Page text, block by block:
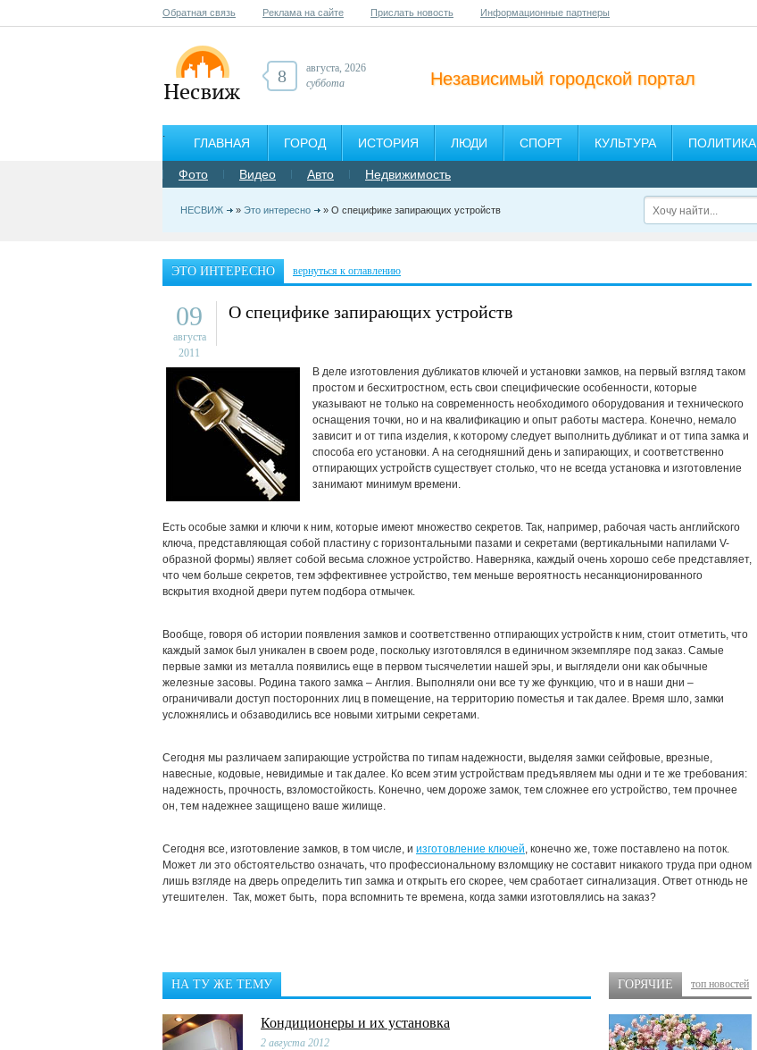
Обратная связь Реклама на сайте Прислать новость Информационные партнеры
Независимый городской портал
8
августа, 2026
суббота
ГЛАВНАЯ ГОРОД ИСТОРИЯ ЛЮДИ СПОРТ КУЛЬТУРА ПОЛИТИКА
Фото Видео Авто Недвижимость
НЕСВИЖ » Это интересно » О специфике запирающих устройств
ЭТО ИНТЕРЕСНО вернуться к оглавлению
09
августа
2011
О специфике запирающих устройств
В деле изготовления дубликатов ключей и установки замков, на первый взгляд таком
простом и бесхитростном, есть свои специфические особенности, которые
указывают не только на современность необходимого оборудования и технического
оснащения точки, но и на квалификацию и опыт работы мастера. Конечно, немало
зависит и от типа изделия, к которому следует выполнить дубликат и от типа замка и
способа его установки. А на сегодняшний день и запирающих, и соответственно
отпирающих устройств существует столько, что не всегда установка и изготовление
занимают минимум времени.
Есть особые замки и ключи к ним, которые имеют множество секретов. Так, например, рабочая часть английского
ключа, представляющая собой пластину с горизонтальными пазами и секретами (вертикальными напилами V-
образной формы) являет собой весьма сложное устройство. Наверняка, каждый очень хорошо себе представляет,
что чем больше секретов, тем эффективнее устройство, тем меньше вероятность несанкционированного
вскрытия входной двери путем подбора отмычек.
Вообще, говоря об истории появления замков и соответственно отпирающих устройств к ним, стоит отметить, что
каждый замок был уникален в своем роде, поскольку изготовлялся в единичном экземпляре под заказ. Самые
первые замки из металла появились еще в первом тысячелетии нашей эры, и выглядели они как обычные
железные засовы. Родина такого замка – Англия. Выполняли они все ту же функцию, что и в наши дни –
ограничивали доступ посторонних лиц в помещение, на территорию поместья и так далее. Время шло, замки
усложнялись и обзаводились все новыми хитрыми секретами.
Сегодня мы различаем запирающие устройства по типам надежности, выделяя замки сейфовые, врезные,
навесные, кодовые, невидимые и так далее. Ко всем этим устройствам предъявляем мы одни и те же требования:
надежность, прочность, взломостойкость. Конечно, чем дороже замок, тем сложнее его устройство, тем прочнее
он, тем надежнее защищено ваше жилище.
Сегодня все, изготовление замков, в том числе, и изготовление ключей, конечно же, тоже поставлено на поток.
Может ли это обстоятельство означать, что профессиональному взломщику не составит никакого труда при одном
лишь взгляде на дверь определить тип замка и открыть его скорее, чем сработает сигнализация. Ответ отнюдь не
утешителен. Так, может быть, пора вспомнить те времена, когда замки изготовлялись на заказ?
НА ТУ ЖЕ ТЕМУ
Кондиционеры и их установка
2 августа 2012
ГОРЯЧИЕ топ новостей
Аудио-видео
Мобильные телефоны
Недвижимость
Услуги 18